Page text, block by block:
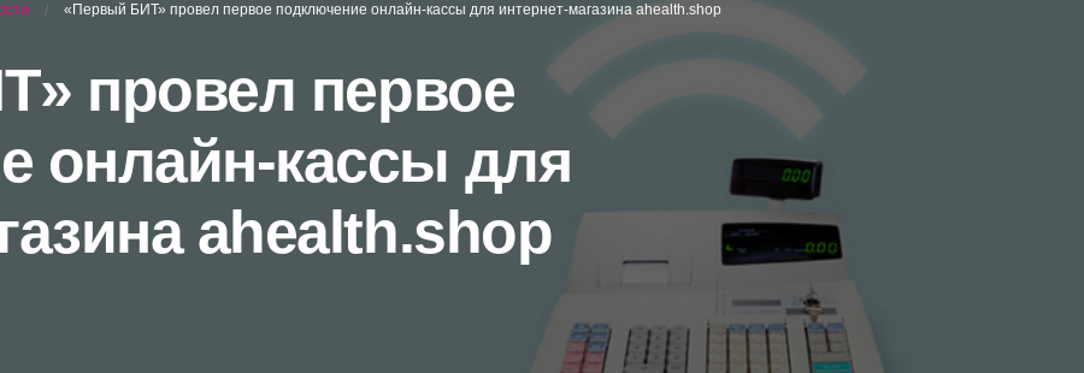
/ «Первый БИТ» провел первое подключение онлайн-кассы для интернет-магазина ahealth.shop
провел первое
онлайн-кассы для
ahealth.shop